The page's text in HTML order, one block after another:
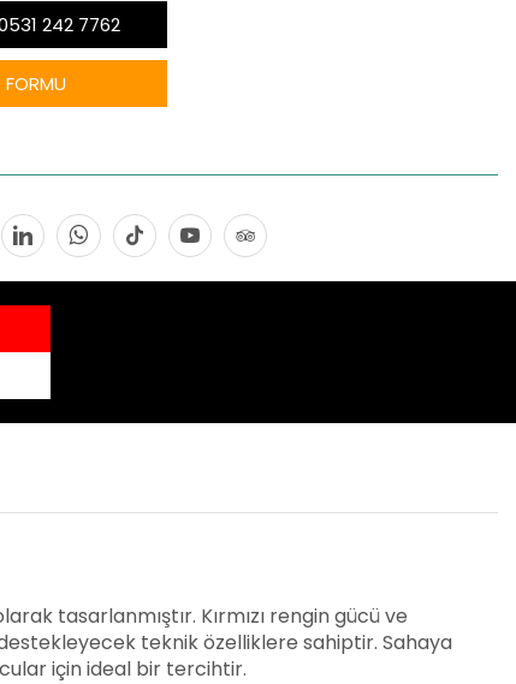
242 7762
FORMU
tasarlanmıştır. Kırmızı rengin gücü ve
teknik özelliklere sahiptir. Sahaya
için ideal bir tercihtir.